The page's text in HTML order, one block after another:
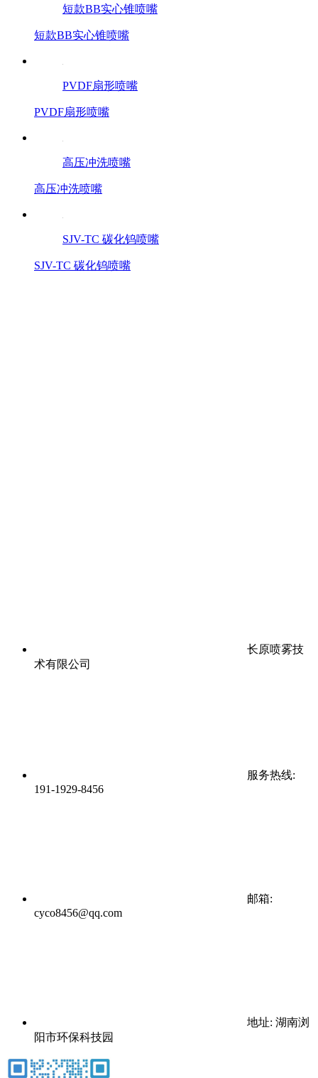
短款BB实心锥喷嘴
短款BB实心锥喷嘴
PVDF扇形喷嘴
PVDF扇形喷嘴
高压冲洗喷嘴
高压冲洗喷嘴
SJV-TC 碳化钨喷嘴
SJV-TC 碳化钨喷嘴
长原喷雾技
术有限公司
服务热线:
191-1929-8456
邮箱:
cyco8456@qq.com
地址: 湖南浏
阳市环保科技园